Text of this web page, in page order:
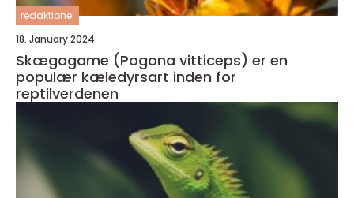
redaktionel
18. January 2024
Skægagame (Pogona vitticeps) er en
populær kæledyrsart inden for
reptilverdenen